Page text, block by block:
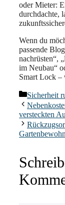
oder Mieter:
durchdachte,
Wenn du
passende
nachrüsten“,
im Neubau“
Smart Lock –
Kategorien
Sicherheit
versteckten